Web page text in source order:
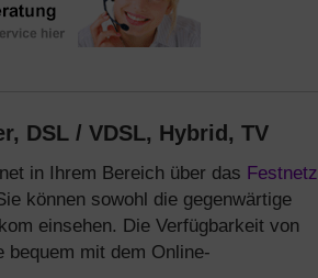
DSL / VDSL, Hybrid, TV
in Ihrem Bereich über das Festnetz
können sowohl die gegenwärtige
einsehen. Die Verfügbarkeit von
bequem mit dem Online-